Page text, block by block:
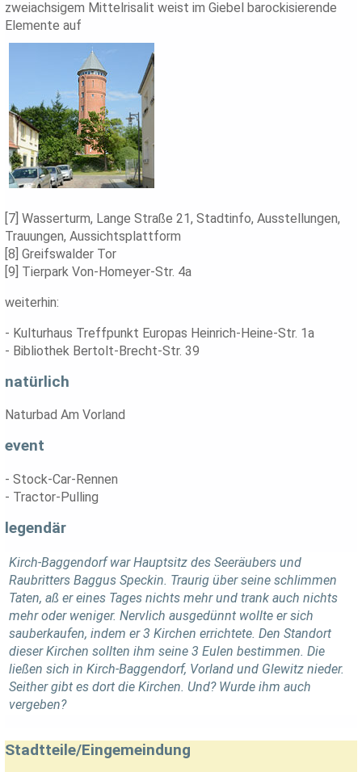
zweiachsigem Mittelrisalit weist im Giebel barockisierende
Elemente auf
[7] Wasserturm, Lange Straße 21, Stadtinfo, Ausstellungen,
Trauungen, Aussichtsplattform
[8] Greifswalder Tor
[9] Tierpark Von-Homeyer-Str. 4a
weiterhin:
- Kulturhaus Treffpunkt Europas Heinrich-Heine-Str. 1a
- Bibliothek Bertolt-Brecht-Str. 39
natürlich
Naturbad Am Vorland
event
- Stock-Car-Rennen
- Tractor-Pulling
legendär
Kirch-Baggendorf war Hauptsitz des Seeräubers und
Raubritters Baggus Speckin. Traurig über seine schlimmen
Taten, aß er eines Tages nichts mehr und trank auch nichts
mehr oder weniger. Nervlich ausgedünnt wollte er sich
sauberkaufen, indem er 3 Kirchen errichtete. Den Standort
dieser Kirchen sollten ihm seine 3 Eulen bestimmen. Die
ließen sich in Kirch-Baggendorf, Vorland und Glewitz nieder.
Seither gibt es dort die Kirchen. Und? Wurde ihm auch
vergeben?
Stadtteile/Eingemeindung